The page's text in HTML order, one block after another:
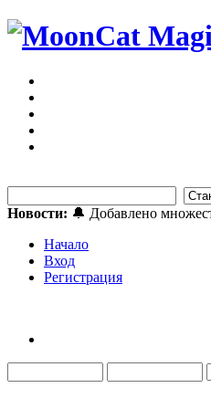
Новости: 🔔 Добавлено
Начало
Вход
Регистрация